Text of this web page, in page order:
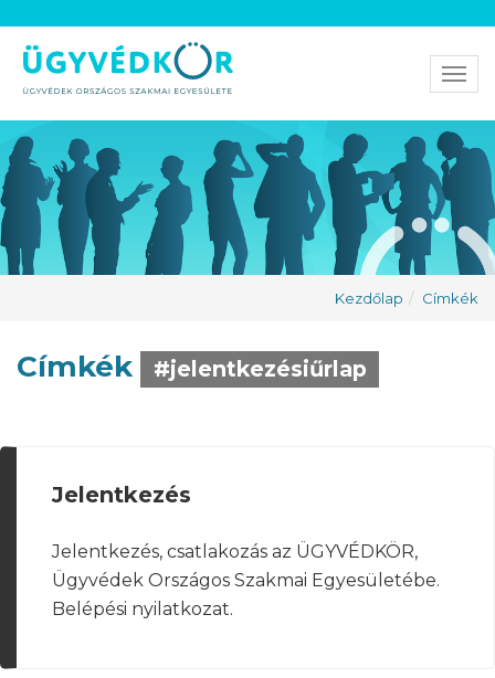
Kezdőlap Címkék
Címkék #jelentkezésiűrlap
Jelentkezés
Jelentkezés, csatlakozás az ÜGYVÉDKÖR,
Ügyvédek Országos Szakmai Egyesületébe.
Belépési nyilatkozat.